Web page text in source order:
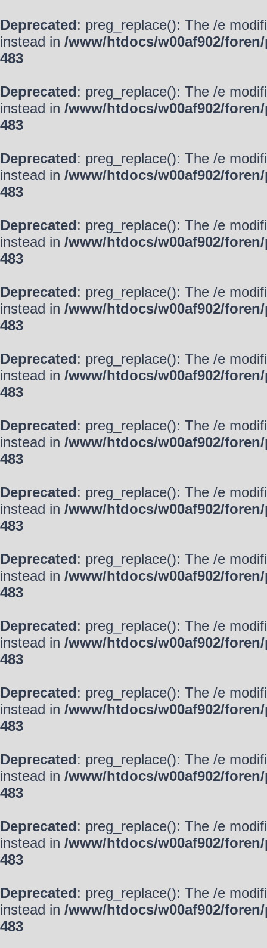
Deprecated: preg_replace(): The /e
instead in /www/htdocs/w00af902/
483
Deprecated: preg_replace(): The /e
instead in /www/htdocs/w00af902/
483
Deprecated: preg_replace(): The /e
instead in /www/htdocs/w00af902/
483
Deprecated: preg_replace(): The /e
instead in /www/htdocs/w00af902/
483
Deprecated: preg_replace(): The /e
instead in /www/htdocs/w00af902/
483
Deprecated: preg_replace(): The /e
instead in /www/htdocs/w00af902/
483
Deprecated: preg_replace(): The /e
instead in /www/htdocs/w00af902/
483
Deprecated: preg_replace(): The /e
instead in /www/htdocs/w00af902/
483
Deprecated: preg_replace(): The /e
instead in /www/htdocs/w00af902/
483
Deprecated: preg_replace(): The /e
instead in /www/htdocs/w00af902/
483
Deprecated: preg_replace(): The /e
instead in /www/htdocs/w00af902/
483
Deprecated: preg_replace(): The /e
instead in /www/htdocs/w00af902/
483
Deprecated: preg_replace(): The /e
instead in /www/htdocs/w00af902/
483
Deprecated: preg_replace(): The /e
instead in /www/htdocs/w00af902/
483